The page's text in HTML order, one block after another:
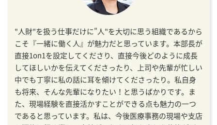
"人財"を扱う仕事だけに"人"を大切に思う組織であるから
こそ『一緒に働く人』が魅力だと思っています。本部長が
直接1on1を設定してくださり、直接今後どのように成長
してほしいかを伝えてくださったり、上司や先輩が忙しい
中でも丁寧に私の話に耳を傾けてくださったり。私自身
も将来、そんな先輩になりたい！と思うばかりです。ま
た、現場経験を直接活かすことができる点も魅力の一つ
であると思っています。私は、今後医療事務の現場や支店